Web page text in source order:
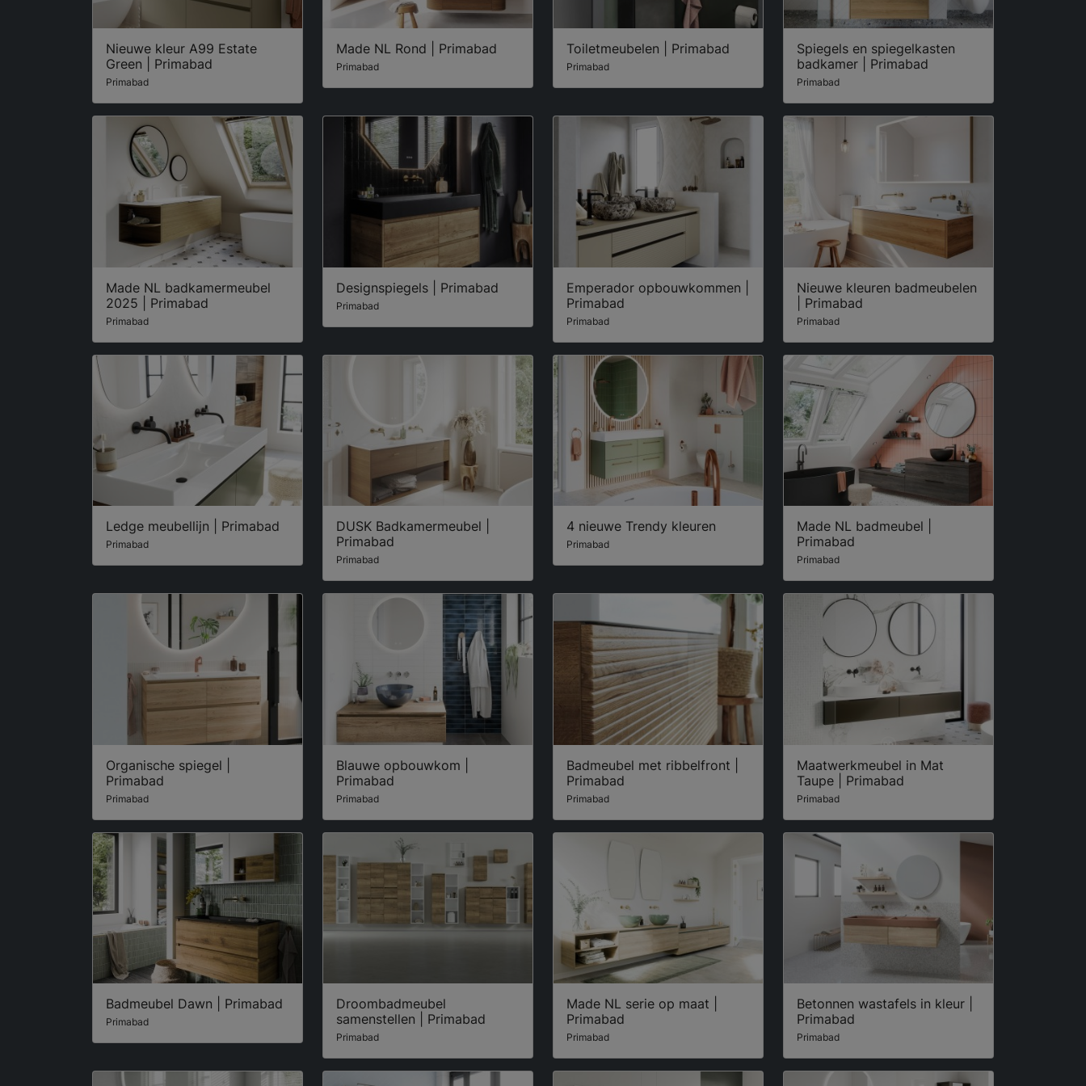
Nieuwe kleur A99 Estate
Green | Primabad
Primabad
Made NL Rond | Primabad
Primabad
Toiletmeubelen | Primabad
Primabad
Spiegels en spiegelkasten
badkamer | Primabad
Primabad
Made NL badkamermeubel
2025 | Primabad
Primabad
Designspiegels | Primabad
Primabad
Emperador opbouwkommen |
Primabad
Primabad
Nieuwe kleuren badmeubelen
| Primabad
Primabad
Ledge meubellijn | Primabad
Primabad
DUSK Badkamermeubel |
Primabad
Primabad
4 nieuwe Trendy kleuren
Primabad
Made NL badmeubel |
Primabad
Primabad
Organische spiegel |
Primabad
Primabad
Blauwe opbouwkom |
Primabad
Primabad
Badmeubel met ribbelfront |
Primabad
Primabad
Maatwerkmeubel in Mat
Taupe | Primabad
Primabad
Badmeubel Dawn | Primabad
Primabad
Droombadmeubel
samenstellen | Primabad
Primabad
Made NL serie op maat |
Primabad
Primabad
Betonnen wastafels in kleur |
Primabad
Primabad